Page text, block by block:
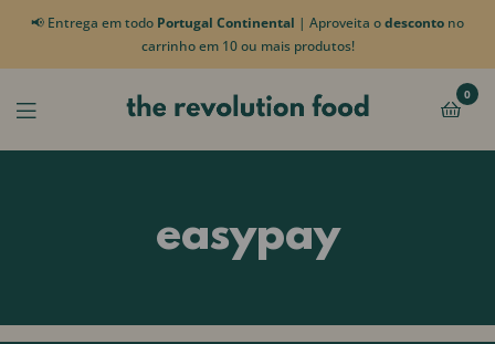
📢 Entrega em todo Portugal Continental | Aproveita odesconto no
carrinho em 10 ou mais produtos!
0
easypay